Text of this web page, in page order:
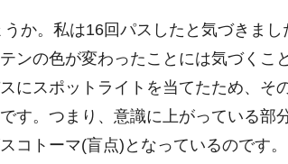
か。私は16回パスしたと気づきま
ンの色が変わったことには気づくこ
にスポットライトを当てたため、そ
す。つまり、意識に上がっている部
コトーマ(盲点)となっているのです。